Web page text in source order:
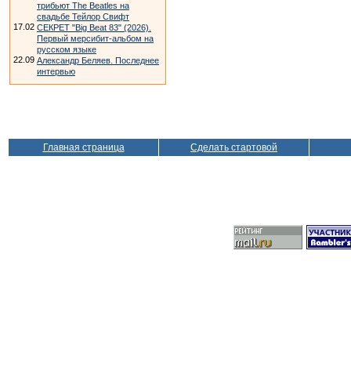
трибьют The Beatles на
свадьбе Тейлор Свифт
17.02 СЕКРЕТ "Big Beat 83" (2026).
Первый мерсибит-альбом на
русском языке
22.09 Александр Беляев. Последнее
интервью
Главная страница Сделать стартовой